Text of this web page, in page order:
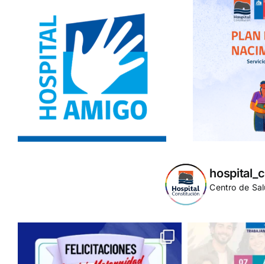
Centro de